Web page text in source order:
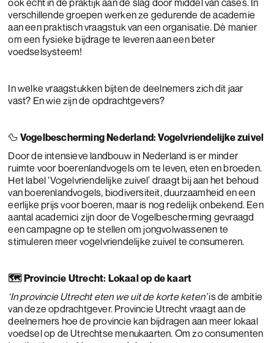
ook ècht in de praktijk aan de slag door middel van cases. In
verschillende groepen werken ze gedurende de academie
aan een praktisch vraagstuk van een organisatie. Dè manier
om een fysieke bijdrage te leveren aan een beter
voedselsysteem!
In welke vraagstukken bijten de deelnemers zich dit jaar
vast? En wie zijn de opdrachtgevers?
🦆 Vogelbescherming Nederland: Vogelvriendelijke zuivel
Door de intensieve landbouw in Nederland is er minder
ruimte voor boerenlandvogels om te leven, eten en broeden.
Het label ‘Vogelvriendelijke zuivel’ draagt bij aan het behoud
van boerenlandvogels, biodiversiteit, duurzaamheid en een
eerlijke prijs voor boeren, maar is nog redelijk onbekend. Een
aantal academici zijn door de Vogelbescherming gevraagd
een campagne op te stellen om jongvolwassenen te
stimuleren meer vogelvriendelijke zuivel te consumeren.
🗺 Provincie Utrecht: Lokaal op de kaart
‘In provincie Utrecht eten we uit de korte keten’is de ambitie
van deze opdrachtgever. Provincie Utrecht vraagt aan de
deelnemers hoe de provincie kan bijdragen aan meer lokaal
voedsel op de Utrechtse menukaarten. Om zo consumenten